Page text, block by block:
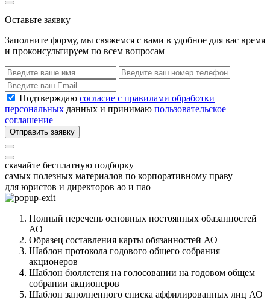
Оставьте заявку
Заполните форму, мы свяжемся с вами в удобное для вас время
и проконсультируем по всем вопросам
Подтверждаю согласие с правилами обработки
персональных данных и принимаю пользовательское
соглашение
Отправить заявку
скачайте бесплатную подборку
самых полезных материалов по корпоративному праву
для юристов и директоров ао и пао
Полный перечень основных постоянных обазанностей
АО
Образец составления карты обязанностей АО
Шаблон протокола годового общего собрания
акционеров
Шаблон бюллетеня на голосовании на годовом общем
собрании акционеров
Шаблон заполненного списка аффилированных лиц АО